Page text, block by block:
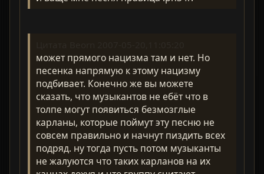
может прямого нацизма там и нет. Но
песенка напрямую к этому нацизму
подбивает. Конечно же вы можете
сказать, что музыкантов не ебёт что в
толпе могут появиться безмозглые
карланы, которые поймут эту песню не
совсем правильно и начнут пиздить всех
подряд. ну тогда пусть потом музыканты
не жалуются что таких карланов на их